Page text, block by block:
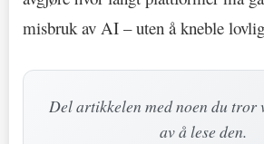
misbruk av AI – uten å kneble
Del artikkelen med noen du tror
av å lese den.